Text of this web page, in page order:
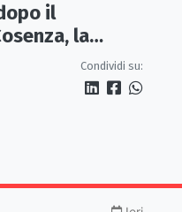
il
la
Condividi su: